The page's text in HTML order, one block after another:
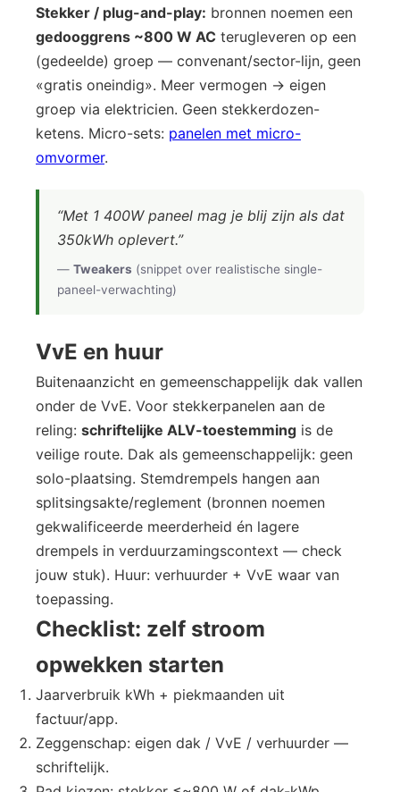
Stekker / plug-and-play: bronnen noemen een
gedooggrens ~800 W AC terugleveren op een
(gedeelde) groep — convenant/sector-lijn, geen
«gratis oneindig». Meer vermogen → eigen
groep via elektricien. Geen stekkerdozen-
ketens. Micro-sets: panelen met micro-
omvormer.
“Met 1 400W paneel mag je blij zijn als dat
350kWh oplevert.”
— Tweakers (snippet over realistische single-
paneel-verwachting)
VvE en huur
Buitenaanzicht en gemeenschappelijk dak vallen
onder de VvE. Voor stekkerpanelen aan de
reling: schriftelijke ALV-toestemming is de
veilige route. Dak als gemeenschappelijk: geen
solo-plaatsing. Stemdrempels hangen aan
splitsingsakte/reglement (bronnen noemen
gekwalificeerde meerderheid én lagere
drempels in verduurzamingscontext — check
jouw stuk). Huur: verhuurder + VvE waar van
toepassing.
Checklist: zelf stroom
opwekken starten
Jaarverbruik kWh + piekmaanden uit
factuur/app.
Zeggenschap: eigen dak / VvE / verhuurder —
schriftelijk.